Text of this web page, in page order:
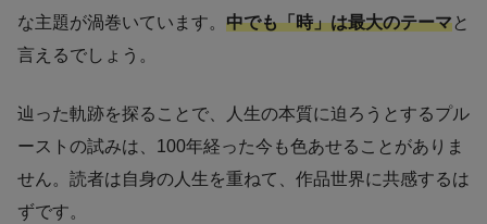
な主題が渦巻いています。 中でも「時」は最大のテーマと
言えるでしょう。
辿った軌跡を探ることで、人生の本質に迫ろうとするプル
ーストの試みは、100年経った今も色あせることがありま
せん。読者は自身の人生を重ねて、作品世界に共感するは
ずです。